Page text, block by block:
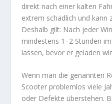
direkt nach einer kalten
extrem schädlich und kann
Deshalb gilt: Nach jeder
mindestens 1–2 Stunden
lassen, bevor er geladen
Wenn man die genannten
Scooter problemlos viele
oder Defekte überstehen.